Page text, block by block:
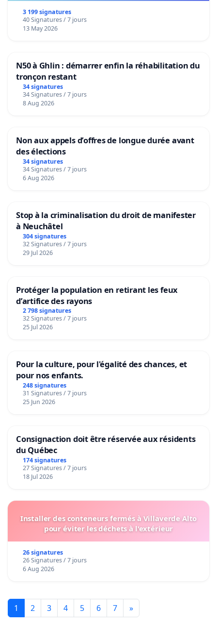
3 199 signatures
40 Signatures / 7 jours
13 May 2026
N50 à Ghlin : démarrer enfin la réhabilitation du
tronçon restant
34 signatures
34 Signatures / 7 jours
8 Aug 2026
Non aux appels d’offres de longue durée avant
des élections
34 signatures
34 Signatures / 7 jours
6 Aug 2026
Stop à la criminalisation du droit de manifester
à Neuchâtel
304 signatures
32 Signatures / 7 jours
29 Jul 2026
Protéger la population en retirant les feux
d’artifice des rayons
2 798 signatures
32 Signatures / 7 jours
25 Jul 2026
Pour la culture, pour l'égalité des chances, et
pour nos enfants.
248 signatures
31 Signatures / 7 jours
25 Jun 2026
Consignaction doit être réservée aux résidents
du Québec
174 signatures
27 Signatures / 7 jours
18 Jul 2026
Installer des conteneurs fermés à Villaverde Alto
pour éviter les déchets à l'extérieur
26 signatures
26 Signatures / 7 jours
6 Aug 2026
1 2 3 4 5 6 7 »